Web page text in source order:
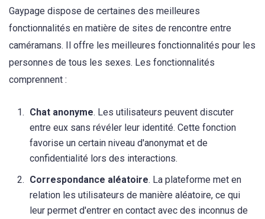
Gaypage dispose de certaines des meilleures
fonctionnalités en matière de sites de rencontre entre
caméramans. Il offre les meilleures fonctionnalités pour les
personnes de tous les sexes. Les fonctionnalités
comprennent :
Chat anonyme. Les utilisateurs peuvent discuter
entre eux sans révéler leur identité. Cette fonction
favorise un certain niveau d'anonymat et de
confidentialité lors des interactions.
Correspondance aléatoire. La plateforme met en
relation les utilisateurs de manière aléatoire, ce qui
leur permet d'entrer en contact avec des inconnus de